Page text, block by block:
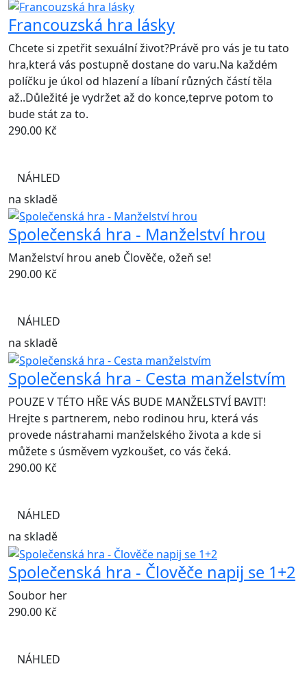
Francouzská hra lásky
Chcete si zpetřit sexuální život?Právě pro vás je tu tato
hra,která vás postupně dostane do varu.Na každém
políčku je úkol od hlazení a líbaní různých částí těla
až..Důležité je vydržet až do konce,teprve potom to
bude stát za to.
290.00 Kč
NÁHLED
na skladě
Společenská hra - Manželství hrou
Manželství hrou aneb Člověče, ožeň se!
290.00 Kč
NÁHLED
na skladě
Společenská hra - Cesta manželstvím
POUZE V TÉTO HŘE VÁS BUDE MANŽELSTVÍ BAVIT!
Hrejte s partnerem, nebo rodinou hru, která vás
provede nástrahami manželského života a kde si
můžete s úsměvem vyzkoušet, co vás čeká.
290.00 Kč
NÁHLED
na skladě
Společenská hra - Člověče napij se 1+2
Soubor her
290.00 Kč
NÁHLED